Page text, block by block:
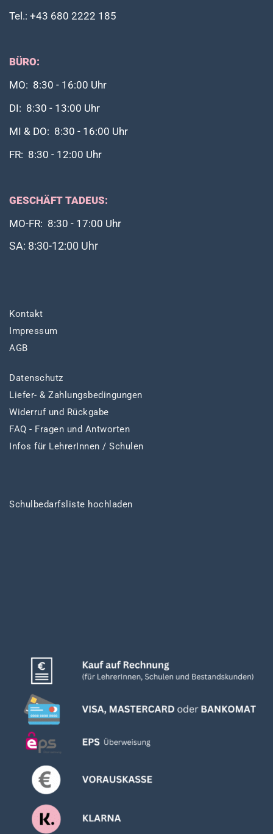
Tel.: +43 680 2222 185
BÜRO:
MO: 8:30 - 16:00 Uhr
DI: 8:30 - 13:00 Uhr
MI & DO: 8:30 - 16:00 Uhr
FR: 8:30 - 12:00 Uhr
GESCHÄFT TADEUS:
MO-FR: 8:30 - 17:00 Uhr
SA: 8:30-12:00 Uhr
Kontakt
Impressum
AGB
Datenschutz
Liefer- & Zahlungsbedingungen
Widerruf und Rückgabe
FAQ - Fragen und Antworten
Infos für LehrerInnen / Schulen
Schulbedarfsliste hochladen